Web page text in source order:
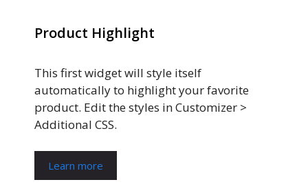
Product Highlight
This first widget will style itself
automatically to highlight your favorite
product. Edit the styles in Customizer >
Additional CSS.
Learn more